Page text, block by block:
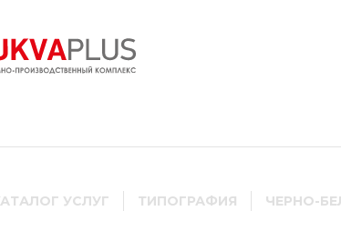
УСЛУГ ТИПОГРАФИЯ ЧЕРНО-